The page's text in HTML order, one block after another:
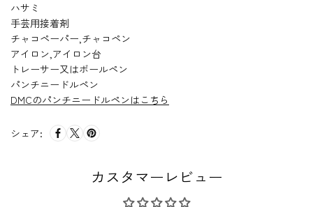
ハサミ
手芸用接着剤
チャコペーパー,チャコペン
アイロン,アイロン台
トレーサー又はボールペン
パンチニードルペン
DMCのパンチニードルペンはこちら
シェア:
カスタマーレビュー